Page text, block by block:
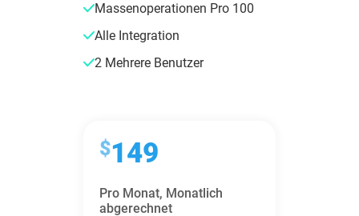
Massenoperationen Pro 100
Alle Integration
2 Mehrere Benutzer
$149
Pro Monat, Monatlich
abgerechnet